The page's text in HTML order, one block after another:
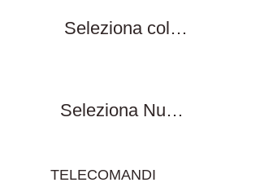
TELECOMANDI